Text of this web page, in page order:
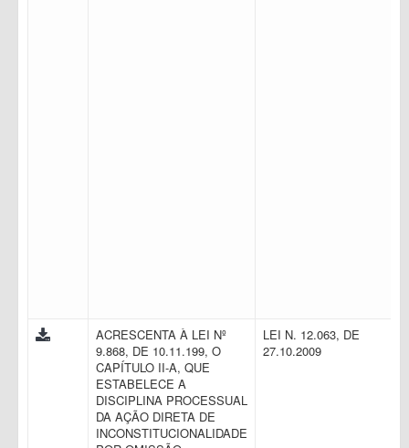
ACRESCENTA À LEI Nº
9.868, DE 10.11.199, O
CAPÍTULO II-A, QUE
ESTABELECE A
DISCIPLINA PROCESSUAL
DA AÇÃO DIRETA DE
INCONSTITUCIONALIDADE
LEI N. 12.063, DE
27.10.2009